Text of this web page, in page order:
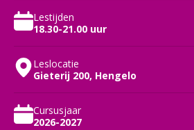
Lestijden
18.30-21.00 uur
Leslocatie
Gieterij 200, Hengelo
Cursusjaar
2026-2027